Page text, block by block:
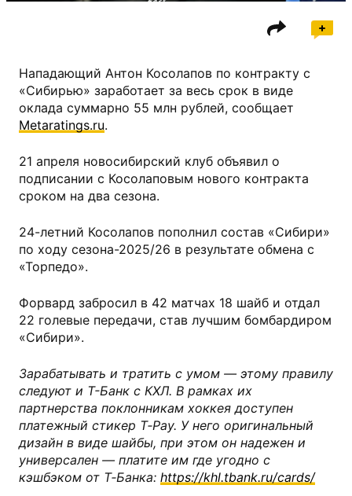
Нападающий Антон Косолапов по контракту с
«Сибирью» заработает за весь срок в виде
оклада суммарно 55 млн рублей, сообщает
Metaratings.ru.
21 апреля новосибирский клуб объявил о
подписании с Косолаповым нового контракта
сроком на два сезона.
24-летний Косолапов пополнил состав «Сибири»
по ходу сезона-2025/26 в результате обмена с
«Торпедо».
Форвард забросил в 42 матчах 18 шайб и отдал
22 голевые передачи, став лучшим бомбардиром
«Сибири».
Зарабатывать и тратить с умом — этому правилу
следуют и Т-Банк с КХЛ. В рамках их
партнерства поклонникам хоккея доступен
платежный стикер T‑Pay. У него оригинальный
дизайн в виде шайбы, при этом он надежен и
универсален — платите им где угодно с
кэшбэком от Т‑Банка: https://khl.tbank.ru/cards/